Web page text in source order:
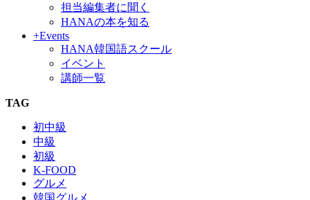
担当編集者に聞く
HANAの本を知る
+Events
HANA韓国語スクール
イベント
講師一覧
TAG
初中級
中級
初級
K-FOOD
グルメ